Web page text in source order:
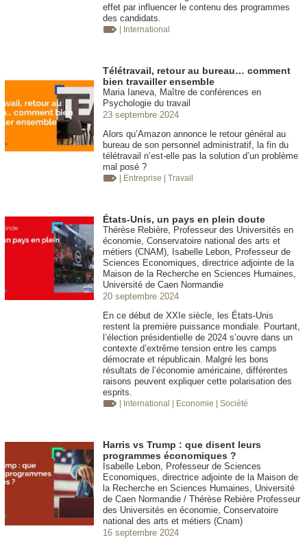
effet par influencer le contenu des programmes
des candidats.
| International
Télétravail, retour au bureau… comment
bien travailler ensemble
Maria Ianeva, Maître de conférences en
Psychologie du travail
23 septembre 2024
Alors qu’Amazon annonce le retour général au
bureau de son personnel administratif, la fin du
télétravail n’est-elle pas la solution d’un problème
mal posé ?
| Entreprise | Travail
États-Unis, un pays en plein doute
Thérèse Rebière, Professeur des Universités en
économie, Conservatoire national des arts et
métiers (CNAM), Isabelle Lebon, Professeur de
Sciences Economiques, directrice adjointe de la
Maison de la Recherche en Sciences Humaines,
Université de Caen Normandie
20 septembre 2024
En ce début de XXIe siècle, les États-Unis
restent la première puissance mondiale. Pourtant,
l’élection présidentielle de 2024 s’ouvre dans un
contexte d’extrême tension entre les camps
démocrate et républicain. Malgré les bons
résultats de l’économie américaine, différentes
raisons peuvent expliquer cette polarisation des
esprits.
| International | Economie | Société
Harris vs Trump : que disent leurs
programmes économiques ?
Isabelle Lebon, Professeur de Sciences
Economiques, directrice adjointe de la Maison de
la Recherche en Sciences Humaines, Université
de Caen Normandie / Thérèse Rebière Professeur
des Universités en économie, Conservatoire
national des arts et métiers (Cnam)
16 septembre 2024